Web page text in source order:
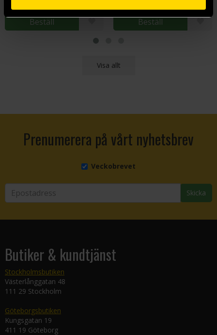
Beställ Beställ
Visa allt
Prenumerera på vårt nyhetsbrev
Veckobrevet
Skicka
Butiker & kundtjänst
Stockholmsbutiken
Västerlånggatan 48
111 29 Stockholm
Göteborgsbutiken
Kungsgatan 19
411 19 Göteborg